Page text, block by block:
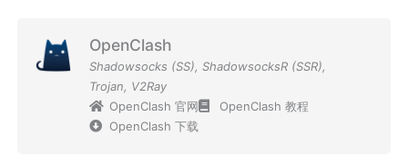
OpenClash
Shadowsocks (SS), ShadowsocksR (SSR),
Trojan, V2Ray
OpenClash 官网
OpenClash 教程
OpenClash 下载